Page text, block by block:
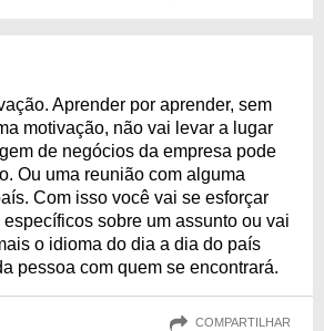
Aprender por aprender, sem
motivação, não vai levar a lugar
de negócios da empresa pode
Ou uma reunião com alguma
Com isso você vai se esforçar
sobre um assunto ou vai
o idioma do dia a dia do país
pessoa com quem se encontrará.
COMPARTILHAR